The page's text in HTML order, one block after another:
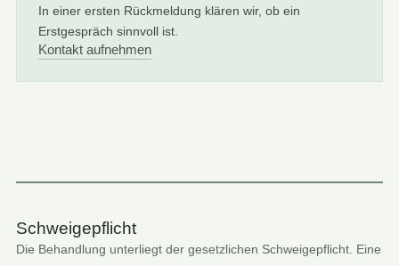
In einer ersten Rückmeldung klären wir, ob ein
Erstgespräch sinnvoll ist.
Kontakt aufnehmen
Schweigepflicht
Die Behandlung unterliegt der gesetzlichen Schweigepflicht. Eine